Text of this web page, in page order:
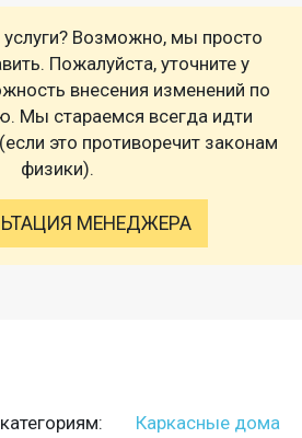
Возможно, мы просто
Пожалуйста, уточните у
внесения изменений по
Мы стараемся всегда идти
это противоречит законам
физики).
МЕНЕДЖЕРА
Каркасные дома